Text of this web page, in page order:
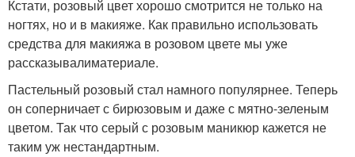
Кстати, розовый цвет хорошо смотрится не только на
ногтях, но и в макияже. Как правильно использовать
средства для макияжа в розовом цвете мы уже
рассказывалиматериале.
Пастельный розовый стал намного популярнее. Теперь
он соперничает с бирюзовым и даже с мятно-зеленым
цветом. Так что серый с розовым маникюр кажется не
таким уж нестандартным.